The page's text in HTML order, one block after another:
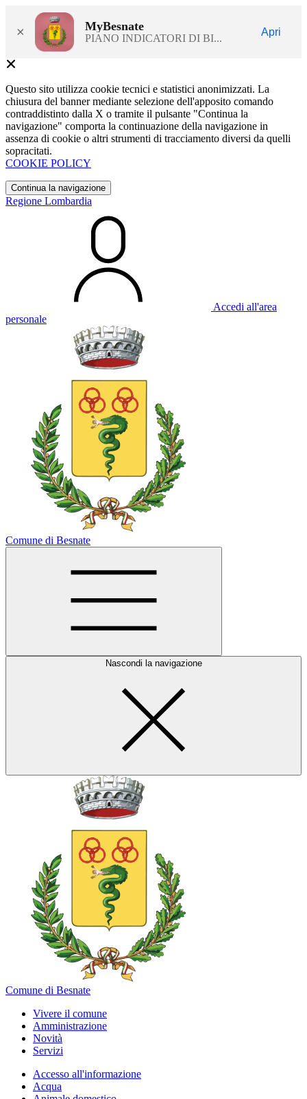
× MyBesnate
PIANO INDICATORI DI BI...
Apri
Questo sito utilizza cookie tecnici e statistici anonimizzati. La
chiusura del banner mediante selezione dell'apposito comando
contraddistinto dalla X o tramite il pulsante "Continua la
navigazione" comporta la continuazione della navigazione in
assenza di cookie o altri strumenti di tracciamento diversi da quelli
sopracitati.
COOKIE POLICY
Continua la navigazione
Regione Lombardia
Accedi all'area
personale
Comune di Besnate
Nascondi la navigazione
Comune di Besnate
Vivere il comune
Amministrazione
Novità
Servizi
Accesso all'informazione
Acqua